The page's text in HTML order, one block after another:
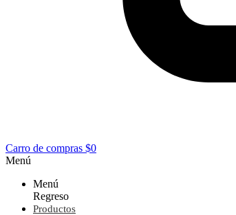
Carro de compras $0
Menú
Menú
Regreso
Productos